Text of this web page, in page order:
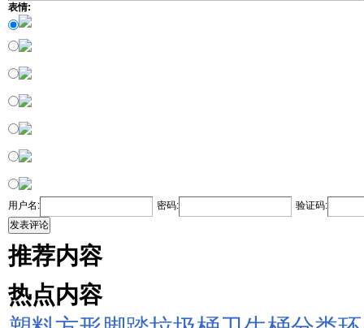
表情:
用户名: 密码:
验证码:
发表评论
推荐内容
热点内容